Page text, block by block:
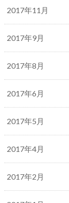
2017年11月
2017年9月
2017年8月
2017年6月
2017年5月
2017年4月
2017年2月